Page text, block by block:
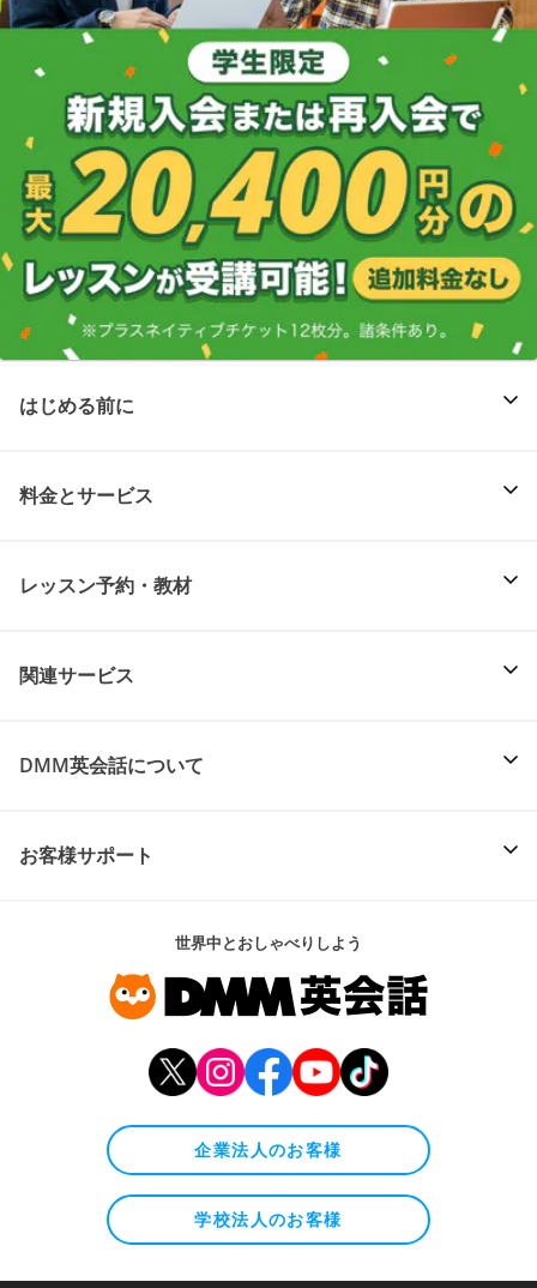
はじめる前に
料金とサービス
レッスン予約・教材
関連サービス
DMM英会話について
お客様サポート
世界中とおしゃべりしよう
企業法人のお客様
学校法人のお客様